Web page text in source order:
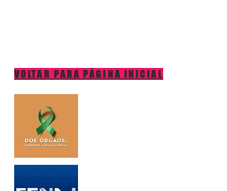
VOLTAR PARA PÁGINA INICIAL